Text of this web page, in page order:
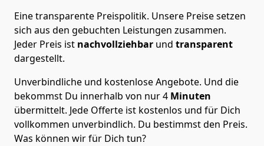
Eine transparente Preispolitik. Unsere Preise setzen
sich aus den gebuchten Leistungen zusammen.
Jeder Preis ist nachvollziehbar und transparent
dargestellt.
Unverbindliche und kostenlose Angebote. Und die
bekommst Du innerhalb von nur4 Minuten
übermittelt. Jede Offerte ist kostenlos und für Dich
vollkommen unverbindlich. Du bestimmst den Preis.
Was können wir für Dich tun?